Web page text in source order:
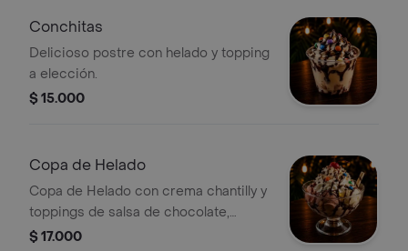
Conchitas
Delicioso postre con helado y topping
a elección.
$ 15.000
Copa de Helado
Copa de Helado con crema chantilly y
toppings de salsa de chocolate,
chispas y nueces.
$ 17.000